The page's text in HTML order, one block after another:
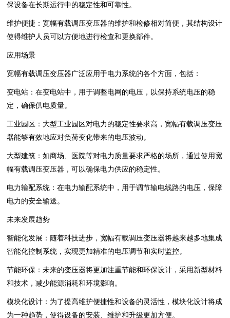
保设备在长期运行中的稳定性和可靠性。
维护便捷：宽幅有载调压变压器的维护和检修相对简便，其结构设计
使得维护人员可以方便地进行检查和更换部件。
应用场景
宽幅有载调压变压器广泛应用于电力系统的各个方面，包括：
变电站：在变电站中，用于调整电网的电压，以保持系统电压的稳
定，确保供电质量。
工业园区：大型工业园区对电力的稳定性要求高，宽幅有载调压变压
器能够有效地应对负荷变化带来的电压波动。
大型建筑：如商场、医院等对电力质量要求严格的场所，通过使用宽
幅有载调压变压器，可以确保电力供应的稳定性。
电力输配系统：在电力输配系统中，用于调节输电线路的电压，保障
电力的安全输送。
未来发展趋势
智能化发展：随着科技进步，宽幅有载调压变压器将越来越多地集成
智能化控制系统，实现更加精准的电压调节和实时监控。
节能环保：未来的变压器将更加注重节能和环保设计，采用新型材料
和技术，减少能源消耗和环境影响。
模块化设计：为了提高维护便捷性和设备的灵活性，模块化设计将成
为一种趋势，使得设备的安装、维护和升级更加方便。